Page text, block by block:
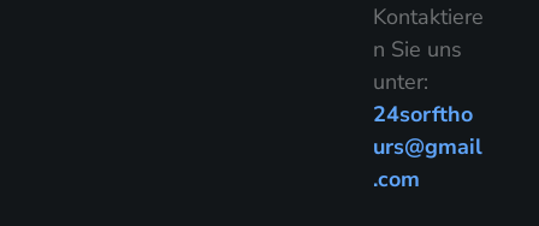
Kontaktiere
n Sie uns
unter:
24sorftho
urs@gmail
.com